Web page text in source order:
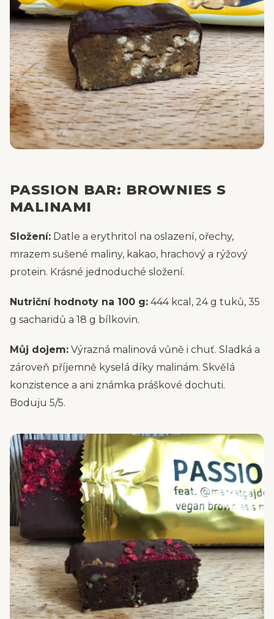
PASSION BAR: BROWNIES S
MALINAMI
Složení: Datle a erythritol na oslazení, ořechy,
mrazem sušené maliny, kakao, hrachový a rýžový
protein. Krásné jednoduché složení.
Nutriční hodnoty na 100 g: 444 kcal, 24 g tuků, 35
g sacharidů a 18 g bílkovin.
Můj dojem: Výrazná malinová vůně i chuť. Sladká a
zároveň příjemně kyselá díky malinám. Skvělá
konzistence a ani známka práškové dochuti.
Boduju 5/5.